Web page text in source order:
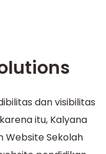
dan visibilitas
itu, Kalyana
Website Sekolah